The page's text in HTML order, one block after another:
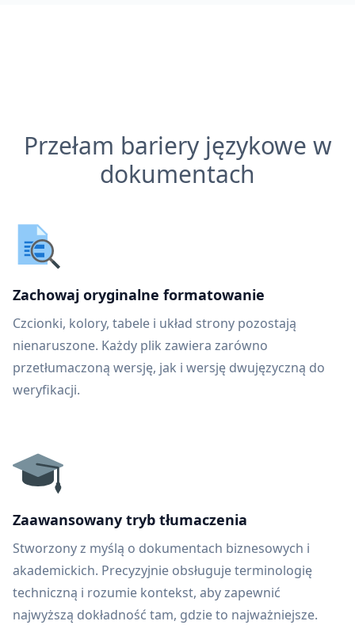
Przełam bariery językowe w
dokumentach
Zachowaj oryginalne formatowanie
Czcionki, kolory, tabele i układ strony pozostają
nienaruszone. Każdy plik zawiera zarówno
przetłumaczoną wersję, jak i wersję dwujęzyczną do
weryfikacji.
Zaawansowany tryb tłumaczenia
Stworzony z myślą o dokumentach biznesowych i
akademickich. Precyzyjnie obsługuje terminologię
techniczną i rozumie kontekst, aby zapewnić
najwyższą dokładność tam, gdzie to najważniejsze.